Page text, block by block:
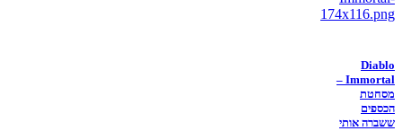
Diablo
Immortal –
מסחטת
הכספים
ששברה אותי